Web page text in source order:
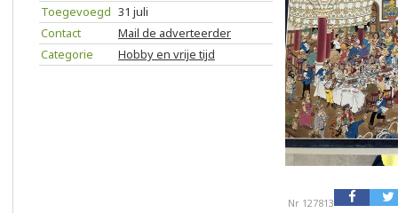
Toegevoegd 31 juli
Contact
Mail de adverteerder
Categorie
Hobby en vrije tijd
Nr 127813